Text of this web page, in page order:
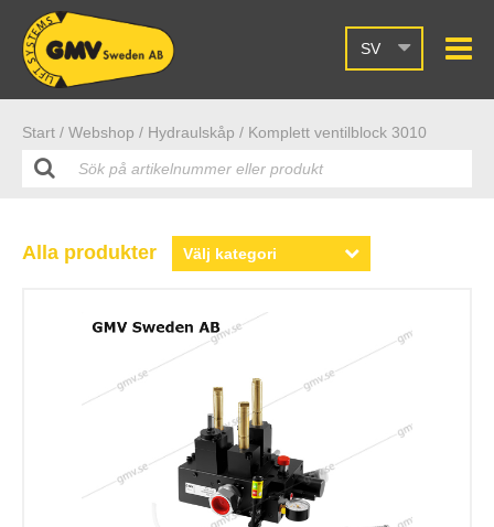
SV
Start / Webshop / Hydraulskåp / Komplett ventilblock 3010
Alla produkter